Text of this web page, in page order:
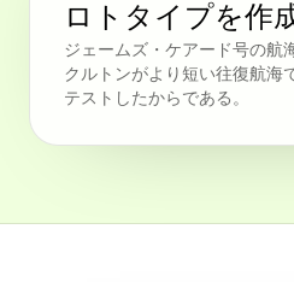
ロトタイプを作
ジェームズ・ケアード号の航
クルトンがより短い往復航海
テストしたからである。